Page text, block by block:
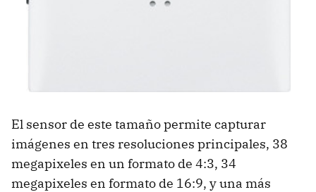
El sensor de este tamaño permite capturar
imágenes en tres resoluciones principales, 38
megapixeles en un formato de 4:3, 34
megapixeles en formato de 16:9, y una más